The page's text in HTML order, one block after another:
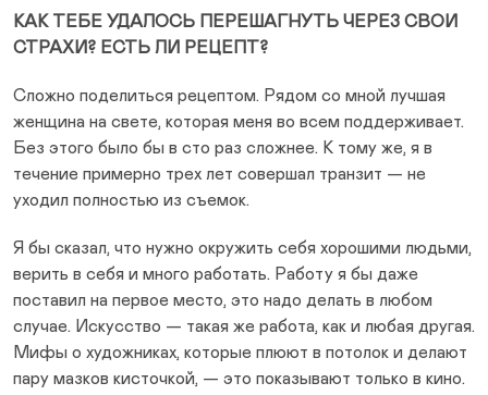
КАК ТЕБЕ УДАЛОСЬ ПЕРЕШАГНУТЬ ЧЕРЕЗ СВОИ
СТРАХИ? ЕСТЬ ЛИ РЕЦЕПТ?
Сложно поделиться рецептом. Рядом со мной лучшая
женщина на свете, которая меня во всем поддерживает.
Без этого было бы в сто раз сложнее. К тому же, я в
течение примерно трех лет совершал транзит — не
уходил полностью из съемок.
Я бы сказал, что нужно окружить себя хорошими людьми,
верить в себя и много работать. Работу я бы даже
поставил на первое место, это надо делать в любом
случае. Искусство — такая же работа, как и любая другая.
Мифы о художниках, которые плюют в потолок и делают
пару мазков кисточкой, — это показывают только в кино.